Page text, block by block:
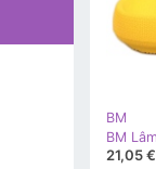
BM
21,05 €